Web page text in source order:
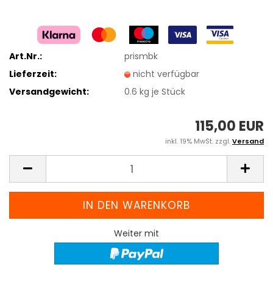
Art.Nr.:
prismbk
Lieferzeit:
nicht verfügbar
Versandgewicht:
0.6 kg je Stück
115,00 EUR
inkl. 19% MwSt. zzgl.Versand
Weiter mit